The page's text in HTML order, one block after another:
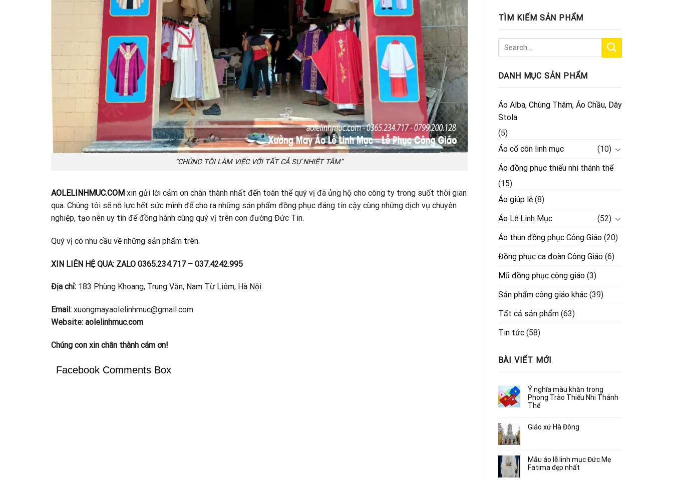
“CHÚNG TÔI LÀM VIỆC VỚI TẤT CẢ SỰ NHIỆT TÂM”
AOLELINHMUC.COM xin gửi lời cảm ơn chân thành nhất đến toàn thể quý vị đã ủng hộ cho công ty trong suốt thời gian
qua. Chúng tôi sẽ nỗ lực hết sức mình để cho ra những sản phẩm đồng phục đáng tin cậy cùng những dịch vụ chuyên
nghiệp, tạo nên uy tín để đồng hành cùng quý vị trên con đường Đức Tin.
Quý vị có nhu cầu về những sản phẩm trên.
XIN LIÊN HỆ QUA: ZALO 0365.234.717 – 037.4242.995
Địa chỉ: 183 Phùng Khoang, Trung Văn, Nam Từ Liêm, Hà Nội.
Email: xuongmayaolelinhmuc@gmail.com
Website: aolelinhmuc.com
Chúng con xin chân thành cám ơn!
Facebook Comments Box
TÌM KIẾM SẢN PHẨM
DANH MỤC SẢN PHẨM
Áo Alba, Chùng Thâm, Áo Chầu, Dây
Stola
(5)
Áo cổ côn linh mục
(10)
Áo đồng phục thiếu nhi thánh thể
(15)
Áo giúp lễ(8)
Áo Lễ Linh Mục
(52)
Áo thun đồng phục Công Giáo(20)
Đồng phục ca đoàn Công Giáo(6)
Mũ đồng phục công giáo(3)
Sản phẩm công giáo khác(39)
Tất cả sản phẩm(63)
Tin tức(58)
BÀI VIẾT MỚI
Ý nghĩa màu khăn trong
Phong Trào Thiếu Nhi Thánh
Thể
Giáo xứ Hà Đông
Mẫu áo lễ linh mục Đức Mẹ
Fatima đẹp nhất